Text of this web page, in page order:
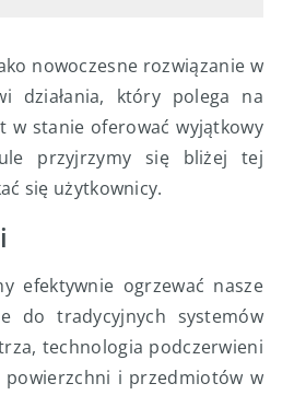
nowoczesne rozwiązanie w
działania, który polega na
w stanie oferować wyjątkowy
przyjrzymy się bliżej tej
się użytkownicy.
efektywnie ogrzewać nasze
do tradycyjnych systemów
technologia podczerwieni
powierzchni i przedmiotów w